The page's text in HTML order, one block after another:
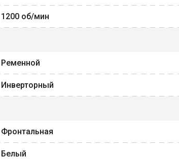
1200 об/мин
Ременной
Инверторный
Фронтальная
Белый